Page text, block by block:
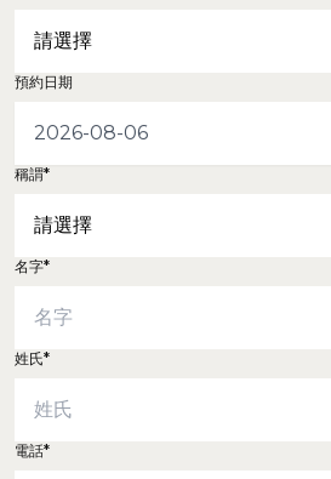
預約日期
稱謂*
名字*
姓氏*
電話*